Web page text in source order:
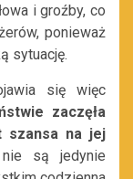
i groźby, co
ponieważ
sytuację.
się więc
zaczęła
szansa na jej
są jedynie